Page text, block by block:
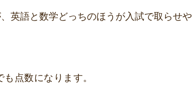
英語と数学どっちのほうが入試で取らせや
点数になります。